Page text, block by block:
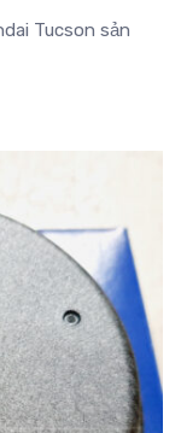
Tucson sản